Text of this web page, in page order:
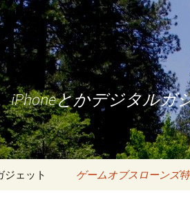
とかデジタルガ
ジェット ゲームオブスローンズ